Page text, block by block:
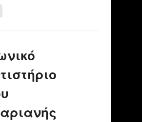
about KOINOTHTA EΘΕΛΟΝΤΩΝ/